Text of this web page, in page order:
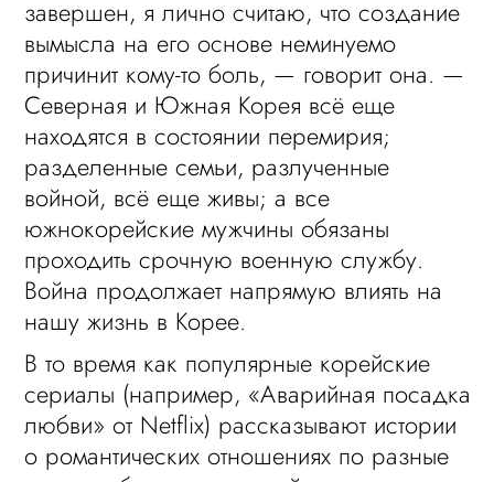
завершен, я лично считаю, что создание
вымысла на его основе неминуемо
причинит кому-то боль, — говорит она. —
Северная и Южная Корея всё еще
находятся в состоянии перемирия;
разделенные семьи, разлученные
войной, всё еще живы; а все
южнокорейские мужчины обязаны
проходить срочную военную службу.
Война продолжает напрямую влиять на
нашу жизнь в Корее.
В то время как популярные корейские
сериалы (например, «Аварийная посадка
любви» от Netflix) рассказывают истории
о романтических отношениях по разные